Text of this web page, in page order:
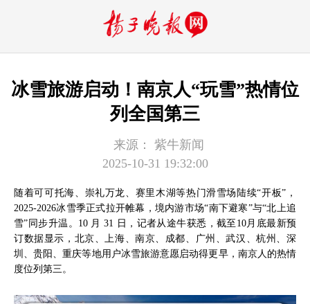
冰雪旅游启动！南京人“玩雪”热情位
列全国第三
来源：
紫牛新闻
2025-10-31 19:32:00
随着可可托海、崇礼万龙、赛里木湖等热门滑雪场陆续“开板”，
2025-2026冰雪季正式拉开帷幕，境内游市场“南下避寒”与“北上追
雪”同步升温。10 月 31 日，记者从途牛获悉，截至10月底最新预
订数据显示，北京、上海、南京、成都、广州、武汉、杭州、深
圳、贵阳、重庆等地用户冰雪旅游意愿启动得更早，南京人的热情
度位列第三。